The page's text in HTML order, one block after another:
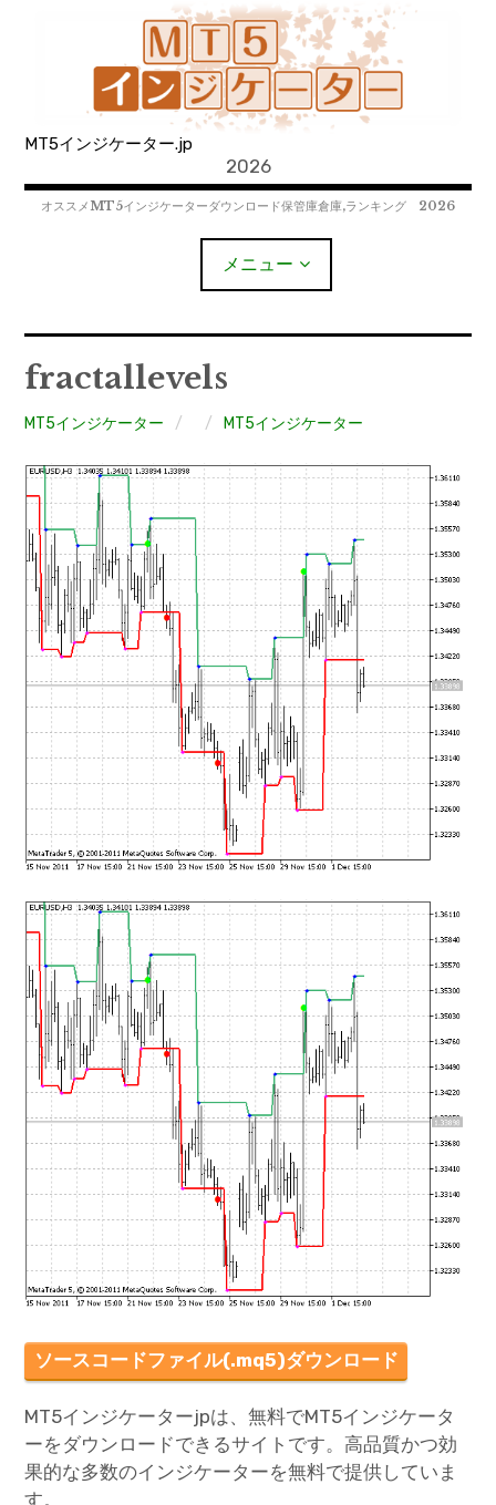
MT5インジケーター.jp
2026
オススメMT5インジケーターダウンロード保管庫倉庫,ランキング 2026
メニュー
MT4EAﾀﾞｳﾝﾛｰﾄﾞ
MT5EAﾀﾞｳﾝﾛｰﾄﾞ
MT4インジケーター
mqファイルをexファイルにする方法
fractallevels
MT5インジケーター MT5インジケーター
ソースコードファイル(.mq5)ダウンロード
MT5インジケーターjpは、無料でMT5インジケータ
ーをダウンロードできるサイトです。高品質かつ効
果的な多数のインジケーターを無料で提供していま
す。